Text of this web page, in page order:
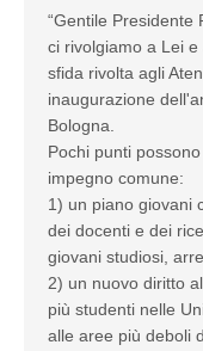
“Gentile Presidente
ci rivolgiamo a Lei
sfida rivolta agli
inaugurazione
Bologna.
Pochi punti
impegno comune:
1) un piano giovani
dei docenti e dei
giovani studiosi,
2) un nuovo diritto
più studenti nelle
alle aree più deboli